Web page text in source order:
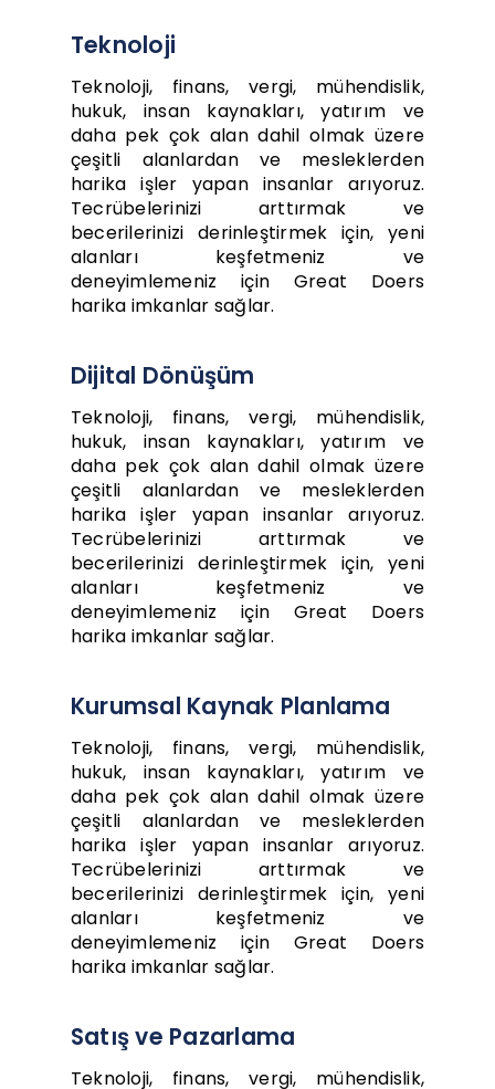
Teknoloji
Teknoloji, finans, vergi, mühendislik,
hukuk, insan kaynakları, yatırım ve
daha pek çok alan dahil olmak üzere
çeşitli alanlardan ve mesleklerden
harika işler yapan insanlar arıyoruz.
Tecrübelerinizi arttırmak ve
becerilerinizi derinleştirmek için, yeni
alanları keşfetmeniz ve
deneyimlemeniz için Great Doers
harika imkanlar sağlar.
Dijital Dönüşüm
Teknoloji, finans, vergi, mühendislik,
hukuk, insan kaynakları, yatırım ve
daha pek çok alan dahil olmak üzere
çeşitli alanlardan ve mesleklerden
harika işler yapan insanlar arıyoruz.
Tecrübelerinizi arttırmak ve
becerilerinizi derinleştirmek için, yeni
alanları keşfetmeniz ve
deneyimlemeniz için Great Doers
harika imkanlar sağlar.
Kurumsal Kaynak Planlama
Teknoloji, finans, vergi, mühendislik,
hukuk, insan kaynakları, yatırım ve
daha pek çok alan dahil olmak üzere
çeşitli alanlardan ve mesleklerden
harika işler yapan insanlar arıyoruz.
Tecrübelerinizi arttırmak ve
becerilerinizi derinleştirmek için, yeni
alanları keşfetmeniz ve
deneyimlemeniz için Great Doers
harika imkanlar sağlar.
Satış ve Pazarlama
Teknoloji, finans, vergi, mühendislik,